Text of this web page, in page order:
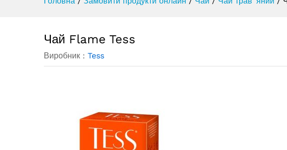
Чай Flame Tess
Виробник : Tess